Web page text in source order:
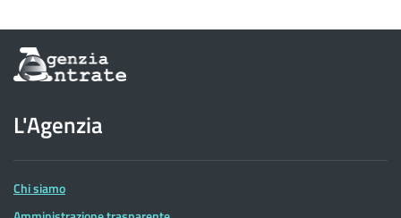
Informazioni
sul
dell'Agenzia
delle
Entrate
L'Agenzia
Chi siamo